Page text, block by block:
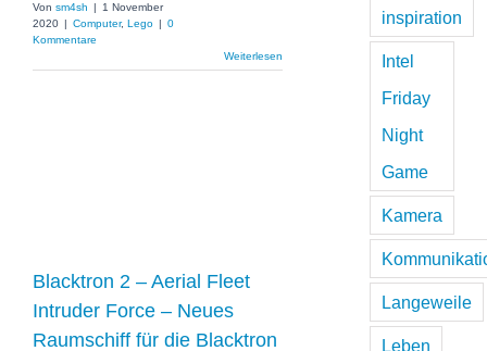
Von sm4sh |
1 November
2020 | Computer, Lego | 0
Kommentare
Weiterlesen
Raumschiff für
die Blacktron 2
Flotte
Blacktron 2 – Aerial Fleet
Intruder Force – Neues
Raumschiff für die Blacktron
inspiration
Intel
Friday
Night
Game
Kamera
Langeweile
Leben